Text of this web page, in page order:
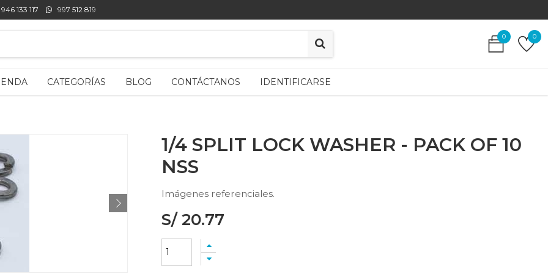
946 133 117 997 512 819
0 0
CATEGORÍAS BLOG CONTÁCTANOS IDENTIFICARSE
946 133 117 997 512 819
0 0
CATEGORÍAS BLOG CONTÁCTANOS IDENTIFICARSE
1/4 SPLIT LOCK WASHER - PACK OF 10
NSS
Imágenes referenciales.
S/20.77